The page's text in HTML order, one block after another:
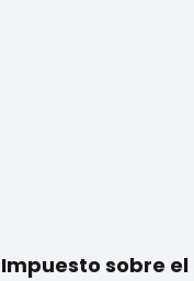
Impuesto sobre el